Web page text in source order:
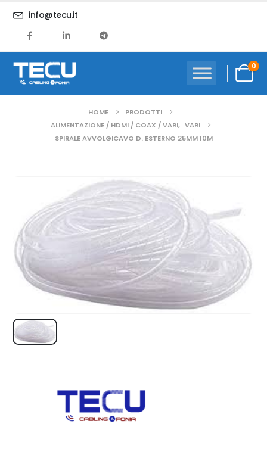
info@tecu.it
0
HOME
PRODOTTI
ALIMENTAZIONE / HDMI / COAX / VARI, VARI
SPIRALE AVVOLGICAVO D. ESTERNO 25MM 10M